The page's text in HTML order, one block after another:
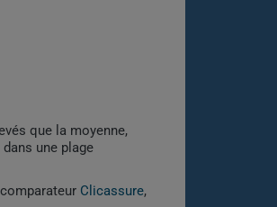
que la moyenne,
une plage
Clicassure,